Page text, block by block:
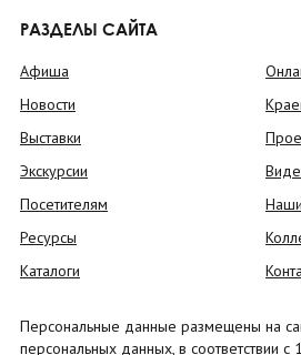
РАЗДЕЛЫ САЙТА
Афиша
Новости
Выставки
Экскурсии
Посетителям
Ресурсы
Каталоги
Персональные данные размещены на
персональных данных, в соответствии